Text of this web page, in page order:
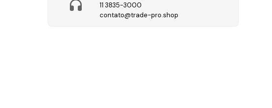
11 3835-3000
contato@trade-pro.shop